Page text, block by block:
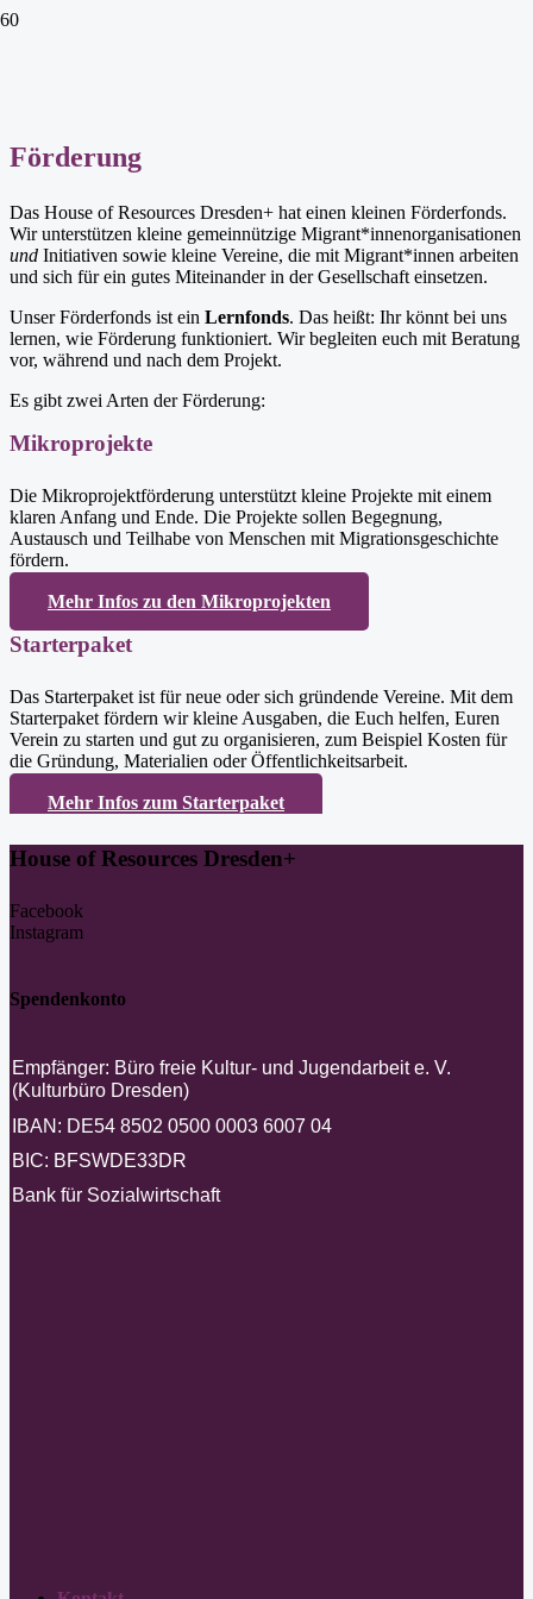
Förderung
Das House of Resources Dresden+ hat einen kleinen Förderfonds.
Wir unterstützen kleine gemeinnützige Migrant*innenorganisationen
und Initiativen sowie kleine Vereine, die mit Migrant*innen arbeiten
und sich für ein gutes Miteinander in der Gesellschaft einsetzen.
Unser Förderfonds ist ein Lernfonds. Das heißt: Ihr könnt bei uns
lernen, wie Förderung funktioniert. Wir begleiten euch mit Beratung
vor, während und nach dem Projekt.
Es gibt zwei Arten der Förderung:
Mikroprojekte
Die Mikroprojektförderung unterstützt kleine Projekte mit einem
klaren Anfang und Ende. Die Projekte sollen Begegnung,
Austausch und Teilhabe von Menschen mit Migrationsgeschichte
fördern.
Mehr Infos zu den Mikroprojekten
Starterpaket
Das Starterpaket ist für neue oder sich gründende Vereine. Mit dem
Starterpaket fördern wir kleine Ausgaben, die Euch helfen, Euren
Verein zu starten und gut zu organisieren, zum Beispiel Kosten für
die Gründung, Materialien oder Öffentlichkeitsarbeit.
Mehr Infos zum Starterpaket
House of Resources Dresden+
Facebook
Instagram
Spendenkonto
Empfänger: Büro freie Kultur- und Jugendarbeit e. V.
(Kulturbüro Dresden)
IBAN: DE54 8502 0500 0003 6007 04
BIC: BFSWDE33DR
Bank für Sozialwirtschaft